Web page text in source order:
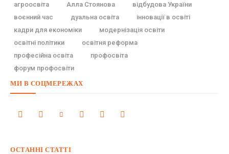
агроосвіта Алла Стоянова
відбудова України
воєнний час
дуальна освіта
інновації в освіті
кадри для економіки
модернізація освіти
освітні політики
освітня реформа
професійна освіта
профосвіта
форум профосвіти
МИ В СОЦМЕРЕЖАХ
ОСТАННІ СТАТТІ